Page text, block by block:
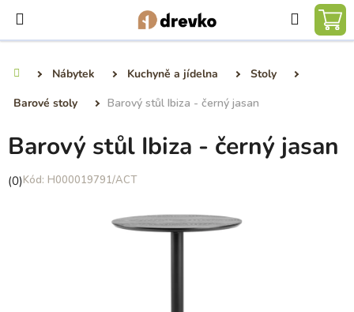
obsah
Hledat
Nábytek Kuchyně a jídelna
Stoly
Barové stoly
Barový stůl Ibiza - černý jasan
Barový stůl Ibiza - černý jasan
Průměrné
(0) H000019791/ACT